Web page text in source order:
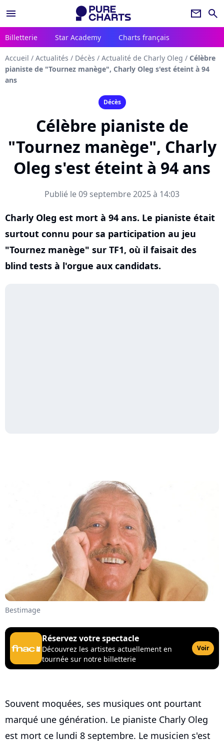
menu newsletter search
Billetterie Star Academy Charts français
Accueil / Actualités / Décès / Actualité de Charly Oleg / Célèbre
pianiste de "Tournez manège", Charly Oleg s'est éteint à 94
ans
Décès
Célèbre pianiste de
"Tournez manège", Charly
Oleg s'est éteint à 94 ans
Publié le 09 septembre 2025 à 14:03
Charly Oleg est mort à 94 ans. Le pianiste était
surtout connu pour sa participation au jeu
"Tournez manège" sur TF1, où il faisait des
blind tests à l'orgue aux candidats.
Bestimage
Réservez votre spectacle
Découvrez les artistes actuellement en
tournée sur notre billetterie
Voir
Souvent moquées, ses musiques ont pourtant
marqué une génération. Le pianiste Charly Oleg
est mort ce lundi 8 septembre. Le musicien s'est